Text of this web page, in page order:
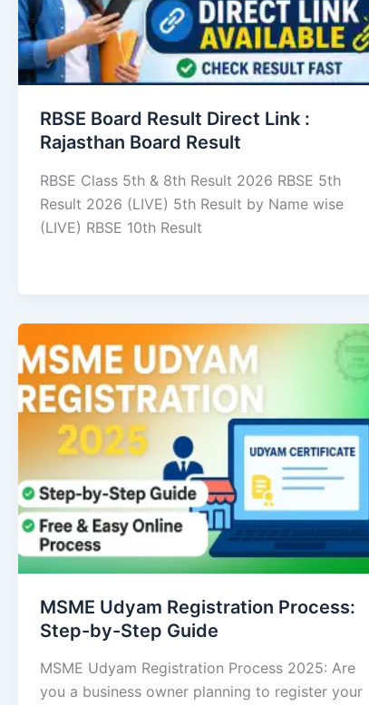
RBSE Board Result Direct Link : ​
Rajasthan Board Result
RBSE Class 5th & 8th Result 2026 RBSE 5th
Result 2026 (LIVE) 5th Result by Name wise
(LIVE) RBSE 10th Result
MSME Udyam Registration Process:
Step-by-Step Guide
MSME Udyam Registration Process 2025: Are
you a business owner planning to register your